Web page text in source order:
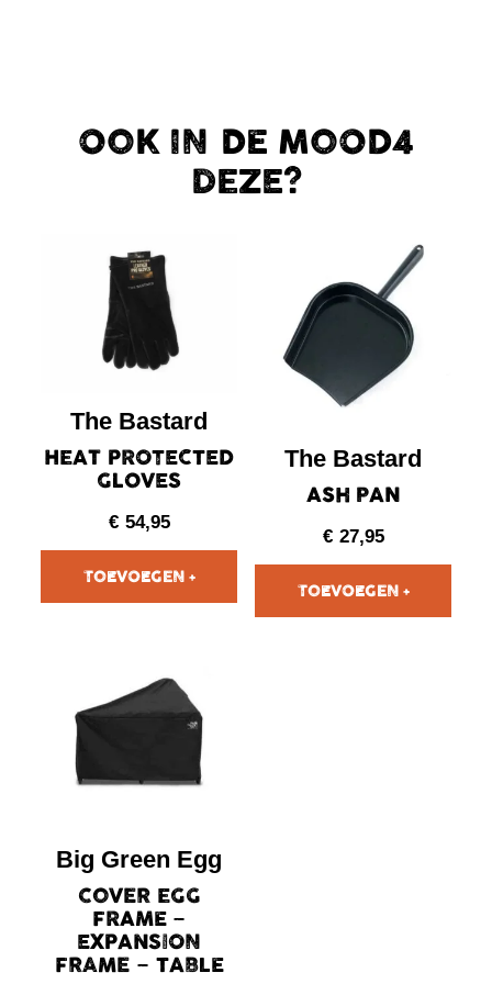
OOK IN DE MOOD4
DEZE?
The Bastard
HEAT PROTECTED
GLOVES
€ 54,95
The Bastard
ASH PAN
€ 27,95
Big Green Egg
COVER EGG
FRAME –
EXPANSION
FRAME – TABLE